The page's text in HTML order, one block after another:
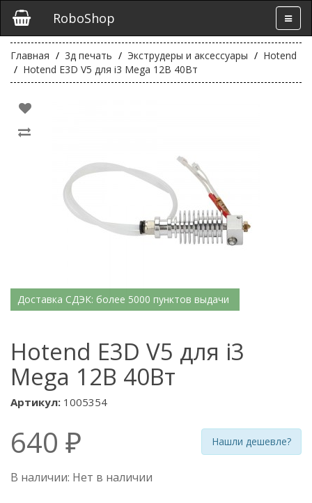
RoboShop
Главная 3д печать Экструдеры и аксессуары
Hotend
Hotend E3D V5 для i3 Mega 12В 40Вт
Доставка СДЭК: более 5000 пунктов выдачи
Hotend E3D V5 для i3
Mega 12В 40Вт
Артикул: 1005354
640 ₽ Нашли дешевле?
В наличии: Нет в наличии